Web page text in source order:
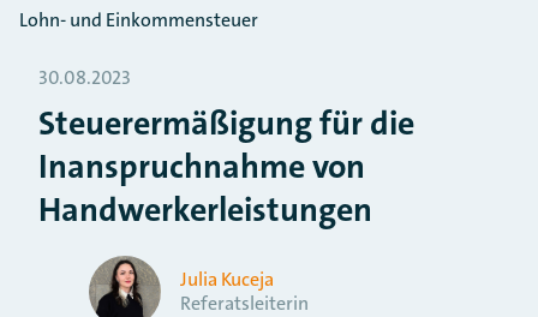
Lohn- und Einkommensteuer
30.08.2023
Steuerermäßigung für die
Inanspruchnahme von
Handwerkerleistungen
Julia Kuceja
Referatsleiterin